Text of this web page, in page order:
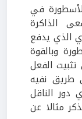
في
الذاكرة
الذي يدفع
وبالقوة
الفعل
طريق نفيه
دور الناقل
مثالا عن